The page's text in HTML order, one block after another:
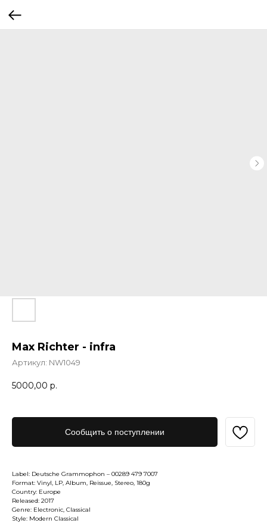
Max Richter - infra
Артикул: NW1049
5000,00 р.
Сообщить о поступлении
Label: Deutsche Grammophon – 00289 479 7007
Format: Vinyl, LP, Album, Reissue, Stereo, 180g
Country: Europe
Released: 2017
Genre: Electronic, Classical
Style: Modern Classical